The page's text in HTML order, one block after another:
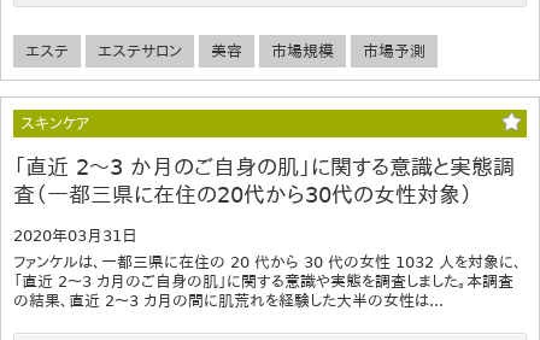
エステ エステサロン 美容 市場規模 市場予測
スキンケア
「直近 2～3 か月のご自身の肌」に関する意識と実態調
査（一都三県に在住の20代から30代の女性対象）
2020年03月31日
ファンケルは、一都三県に在住の 20 代から 30 代の女性 1032 人を対象に、
「直近 2～3 カ月のご自身の肌」に関する意識や実態を調査しました。本調査
の結果、直近 2～3 カ月の間に肌荒れを経験した大半の女性は...